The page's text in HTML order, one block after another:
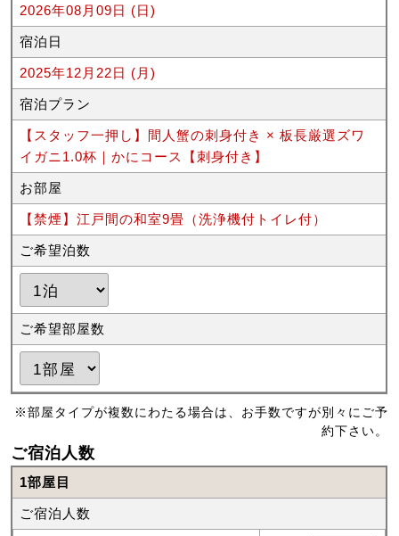
2026年08月09日 (日)
宿泊日
2025年12月22日 (月)
宿泊プラン
【スタッフ一押し】間人蟹の刺身付き × 板長厳選ズワ
イガニ1.0杯｜かにコース【刺身付き】
お部屋
【禁煙】江戸間の和室9畳（洗浄機付トイレ付）
ご希望泊数
ご希望部屋数
※部屋タイプが複数にわたる場合は、お手数ですが別々にご予
約下さい。
ご宿泊人数
1部屋目
ご宿泊人数